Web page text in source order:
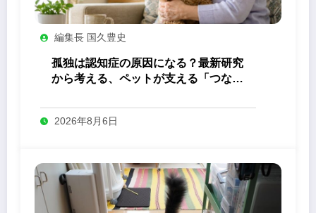
編集長 国久豊史
孤独は認知症の原因になる？最新研究
から考える、ペットが支える「つなが
2026年8月6日